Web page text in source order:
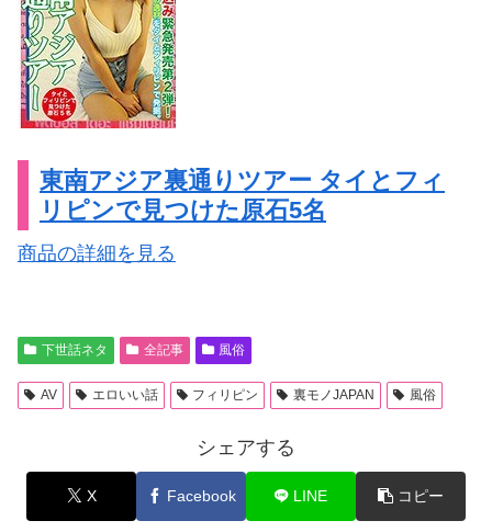
東南アジア裏通りツアー タイとフィ
リピンで見つけた原石5名
商品の詳細を見る
下世話ネタ 全記事 風俗
AV エロいい話 フィリピン 裏モノJAPAN 風俗
シェアする
X Facebook LINE コピー